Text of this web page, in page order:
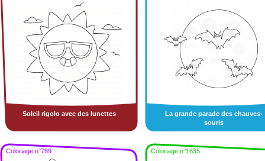
Soleil rigolo avec des lunettes
La grande parade des chauves-
souris
Coloriage n°789 Coloriage n°1635